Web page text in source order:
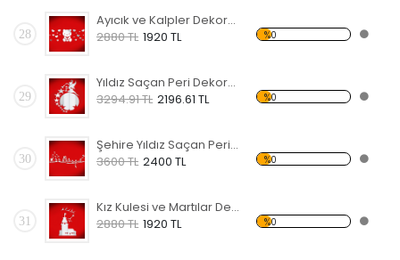
28
Ayıcık ve Kalpler Dekoratif Kırılmaz Ayna
2880 TL 1920 TL %0
29
Yıldız Saçan Peri Dekoratif Kırılmaz Ayna
3294.91 TL 2196.61 TL %0
30
Şehire Yıldız Saçan Peri Dekoratif Kırılmaz Ayna
3600 TL 2400 TL %0
31
Kız Kulesi ve Martılar Dekoratif Kırılmaz Ayna
2880 TL 1920 TL %0